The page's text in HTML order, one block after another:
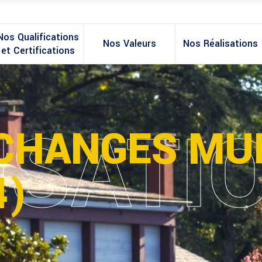
Qualifications
et Certifications
Nos Valeurs Nos Réalisations